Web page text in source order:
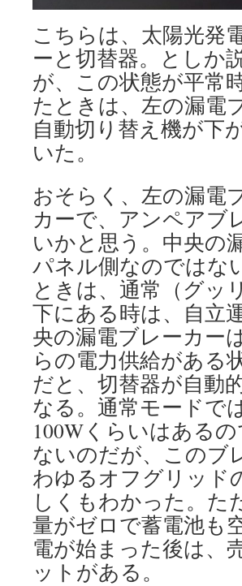
こちらは、太陽光発
ーと切替器。としか
が、この状態が平常
たときは、左の漏電
自動切り替え機が下
いた。
おそらく、左の漏電
カーで、アンペアブ
いかと思う。中央の
パネル側なのではな
ときは、通常（グッ
下にある時は、自立
央の漏電ブレーカー
らの電力供給がある
だと、切替器が自動
なる。通常モードで
100Wくらいはある
ないのだが、このブ
わゆるオフグリッド
しくもわかった。た
量がゼロで蓄電池も
電が始まった後は、
ットがある。